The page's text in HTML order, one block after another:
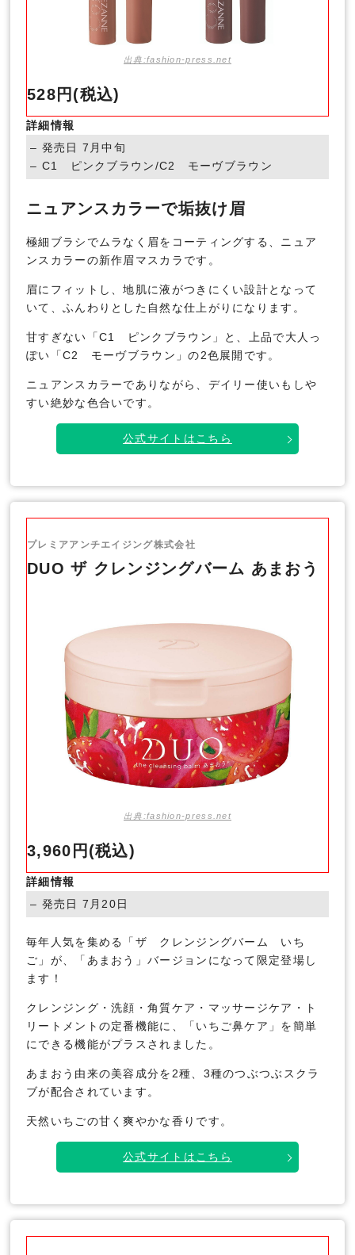
出典:fashion-press.net
528円(税込)
詳細情報
– 発売日 7月中旬
– C1 ピンクブラウン/C2 モーヴブラウン
ニュアンスカラーで垢抜け眉
極細ブラシでムラなく眉をコーティングする、ニュア
ンスカラーの新作眉マスカラです。
眉にフィットし、地肌に液がつきにくい設計となって
いて、ふんわりとした自然な仕上がりになります。
甘すぎない「C1 ピンクブラウン」と、上品で大人っ
ぽい「C2 モーヴブラウン」の2色展開です。
ニュアンスカラーでありながら、デイリー使いもしや
すい絶妙な色合いです。
公式サイトはこちら
プレミアアンチエイジング株式会社
DUO ザ クレンジングバーム あまおう
出典:fashion-press.net
3,960円(税込)
詳細情報
– 発売日 7月20日
毎年人気を集める「ザ クレンジングバーム いち
ご」が、「あまおう」バージョンになって限定登場し
ます！
クレンジング・洗顔・角質ケア・マッサージケア・ト
リートメントの定番機能に、「いちご鼻ケア」を簡単
にできる機能がプラスされました。
あまおう由来の美容成分を2種、3種のつぶつぶスクラ
ブが配合されています。
天然いちごの甘く爽やかな香りです。
公式サイトはこちら